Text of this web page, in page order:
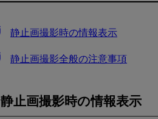
静止画撮影時の情報表示
静止画撮影全般の注意事項
静止画撮影時の情報表示